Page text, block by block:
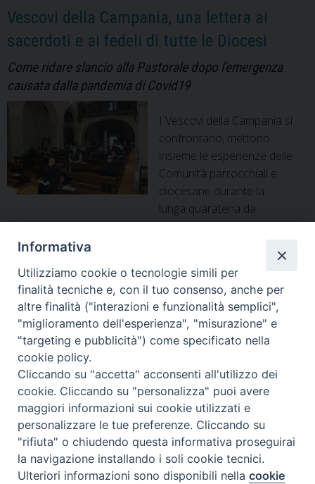
bene
di
tutti.
Il
19
settembre
per
le
offerte
Clero
Vescovi della Campania, una lettera ai
sacerdoti e ai fedeli di tutte le Diocesi
Come ridare slancio alla Pastorale dopo l'emergenza
causata dalla pandemia di Covid19
I Vescovi della Campania si
confrontano, mettono
insieme le esperienze delle
Comunità parrocchiali e
diocesane durante la
lunga quaratena da
Coronavirus: sotto la lente – o meglio, sotto lo sguardo
premuroso – ci sono i fedeli, giovani, anziani, famiglie, alle
condividere la vita interiore e, quando possibile, qualche
occasione di incontro via web per non perdere di vista …
Continua a leggereVescovi
della
Campania,
lettera
sacerdoti
e
ai
fedeli
»
Diocesi di Alife-Caiazzo
Via Angelo Scorciarini Coppola, 234
Tel: 0823.786166 / 0823.912707
Email:info@diocesialifecaiazzo.it
Preferenze Cookie
Informativa
Utilizziamo cookie o tecnologie simili per
finalità tecniche e, con il tuo consenso, anche per
altre finalità ("interazioni e funzionalità semplici",
"miglioramento dell'esperienza", "misurazione" e
"targeting e pubblicità") come specificato nella
cookie policy.
Cliccando su "accetta" acconsenti all'utilizzo dei
cookie. Cliccando su "personalizza" puoi avere
maggiori informazioni sui cookie utilizzati e
personalizzare le tue preferenze. Cliccando su
"rifiuta" o chiudendo questa informativa proseguirai
la navigazione installando i soli cookie tecnici.
Ulteriori informazioni sono disponibili nellacookie